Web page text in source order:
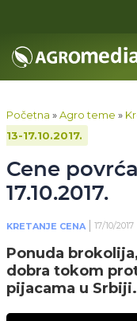
Početna »Agro teme »
13-17.10.2017.
Cene
17.10.2017.
KRETANJE CENA 17/10/2017
Ponuda
dobra tokom
pijacama u Srbiji.